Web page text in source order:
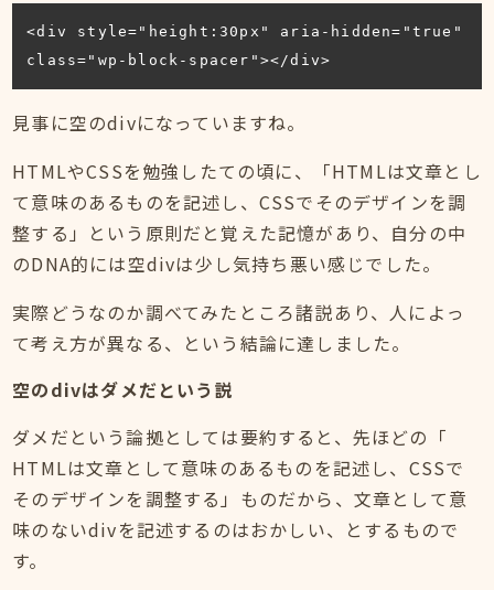
<div style="height:30px" aria-hidden="true"
class="wp-block-spacer"></div>
見事に空のdivになっていますね。
HTMLやCSSを勉強したての頃に、「HTMLは文章とし
て意味のあるものを記述し、CSSでそのデザインを調
整する」という原則だと覚えた記憶があり、自分の中
のDNA的には空divは少し気持ち悪い感じでした。
実際どうなのか調べてみたところ諸説あり、人によっ
て考え方が異なる、という結論に達しました。
空のdivはダメだという説
ダメだという論拠としては要約すると、先ほどの「
HTMLは文章として意味のあるものを記述し、CSSで
そのデザインを調整する」ものだから、文章として意
味のないdivを記述するのはおかしい、とするもので
す。